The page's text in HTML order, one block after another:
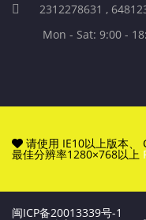
2312278631 ,
Mon - Sat: 9:00 -
请使用 IE10以上版本
最佳分辨率1280×768以上
闽ICP备20013339号-1